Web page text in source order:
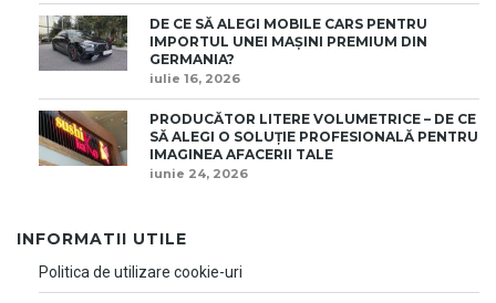
DE CE SĂ ALEGI MOBILE CARS PENTRU
IMPORTUL UNEI MAȘINI PREMIUM DIN
GERMANIA?
iulie 16, 2026
PRODUCĂTOR LITERE VOLUMETRICE – DE CE
SĂ ALEGI O SOLUȚIE PROFESIONALĂ PENTRU
IMAGINEA AFACERII TALE
iunie 24, 2026
INFORMATII UTILE
Politica de utilizare cookie-uri